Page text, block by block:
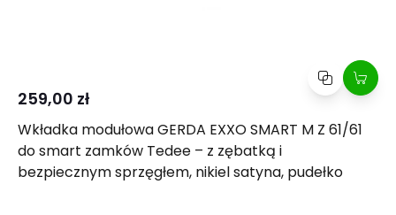
259,00 zł
Wkładka modułowa GERDA EXXO SMART M Z 61/61
do smart zamków Tedee – z zębatką i
bezpiecznym sprzęgłem, nikiel satyna, pudełko